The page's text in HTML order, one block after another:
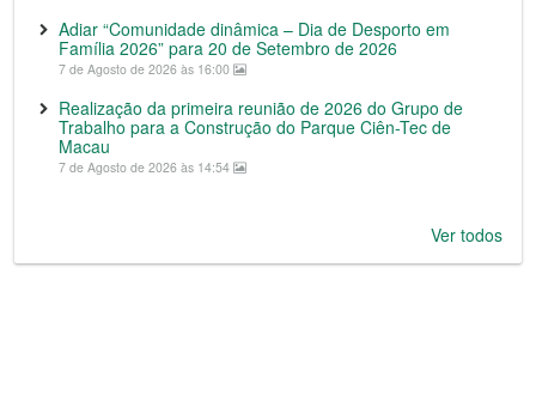
Adiar “Comunidade dinâmica – Dia de Desporto em
Família 2026” para 20 de Setembro de 2026
7 de Agosto de 2026 às 16:00
Realização da primeira reunião de 2026 do Grupo de
Trabalho para a Construção do Parque Ciên-Tec de
Macau
7 de Agosto de 2026 às 14:54
Ver todos